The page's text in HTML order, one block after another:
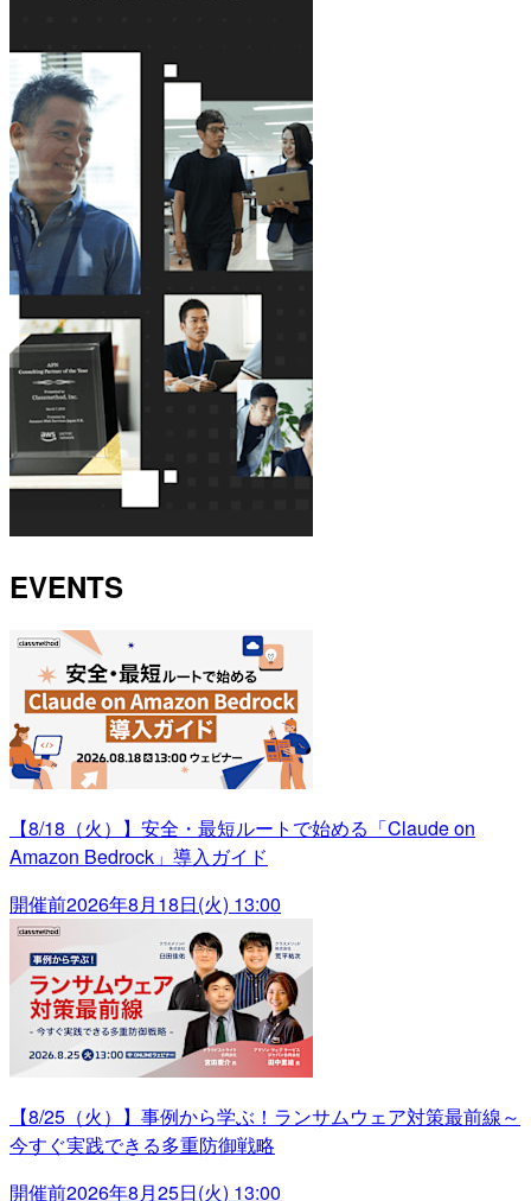
EVENTS
【8/18（火）】安全・最短ルートで始める「Claude on
Amazon Bedrock」導入ガイド
開催前2026年8月18日(火) 13:00
【8/25（火）】事例から学ぶ！ランサムウェア対策最前線～
今すぐ実践できる多重防御戦略
開催前2026年8月25日(火) 13:00